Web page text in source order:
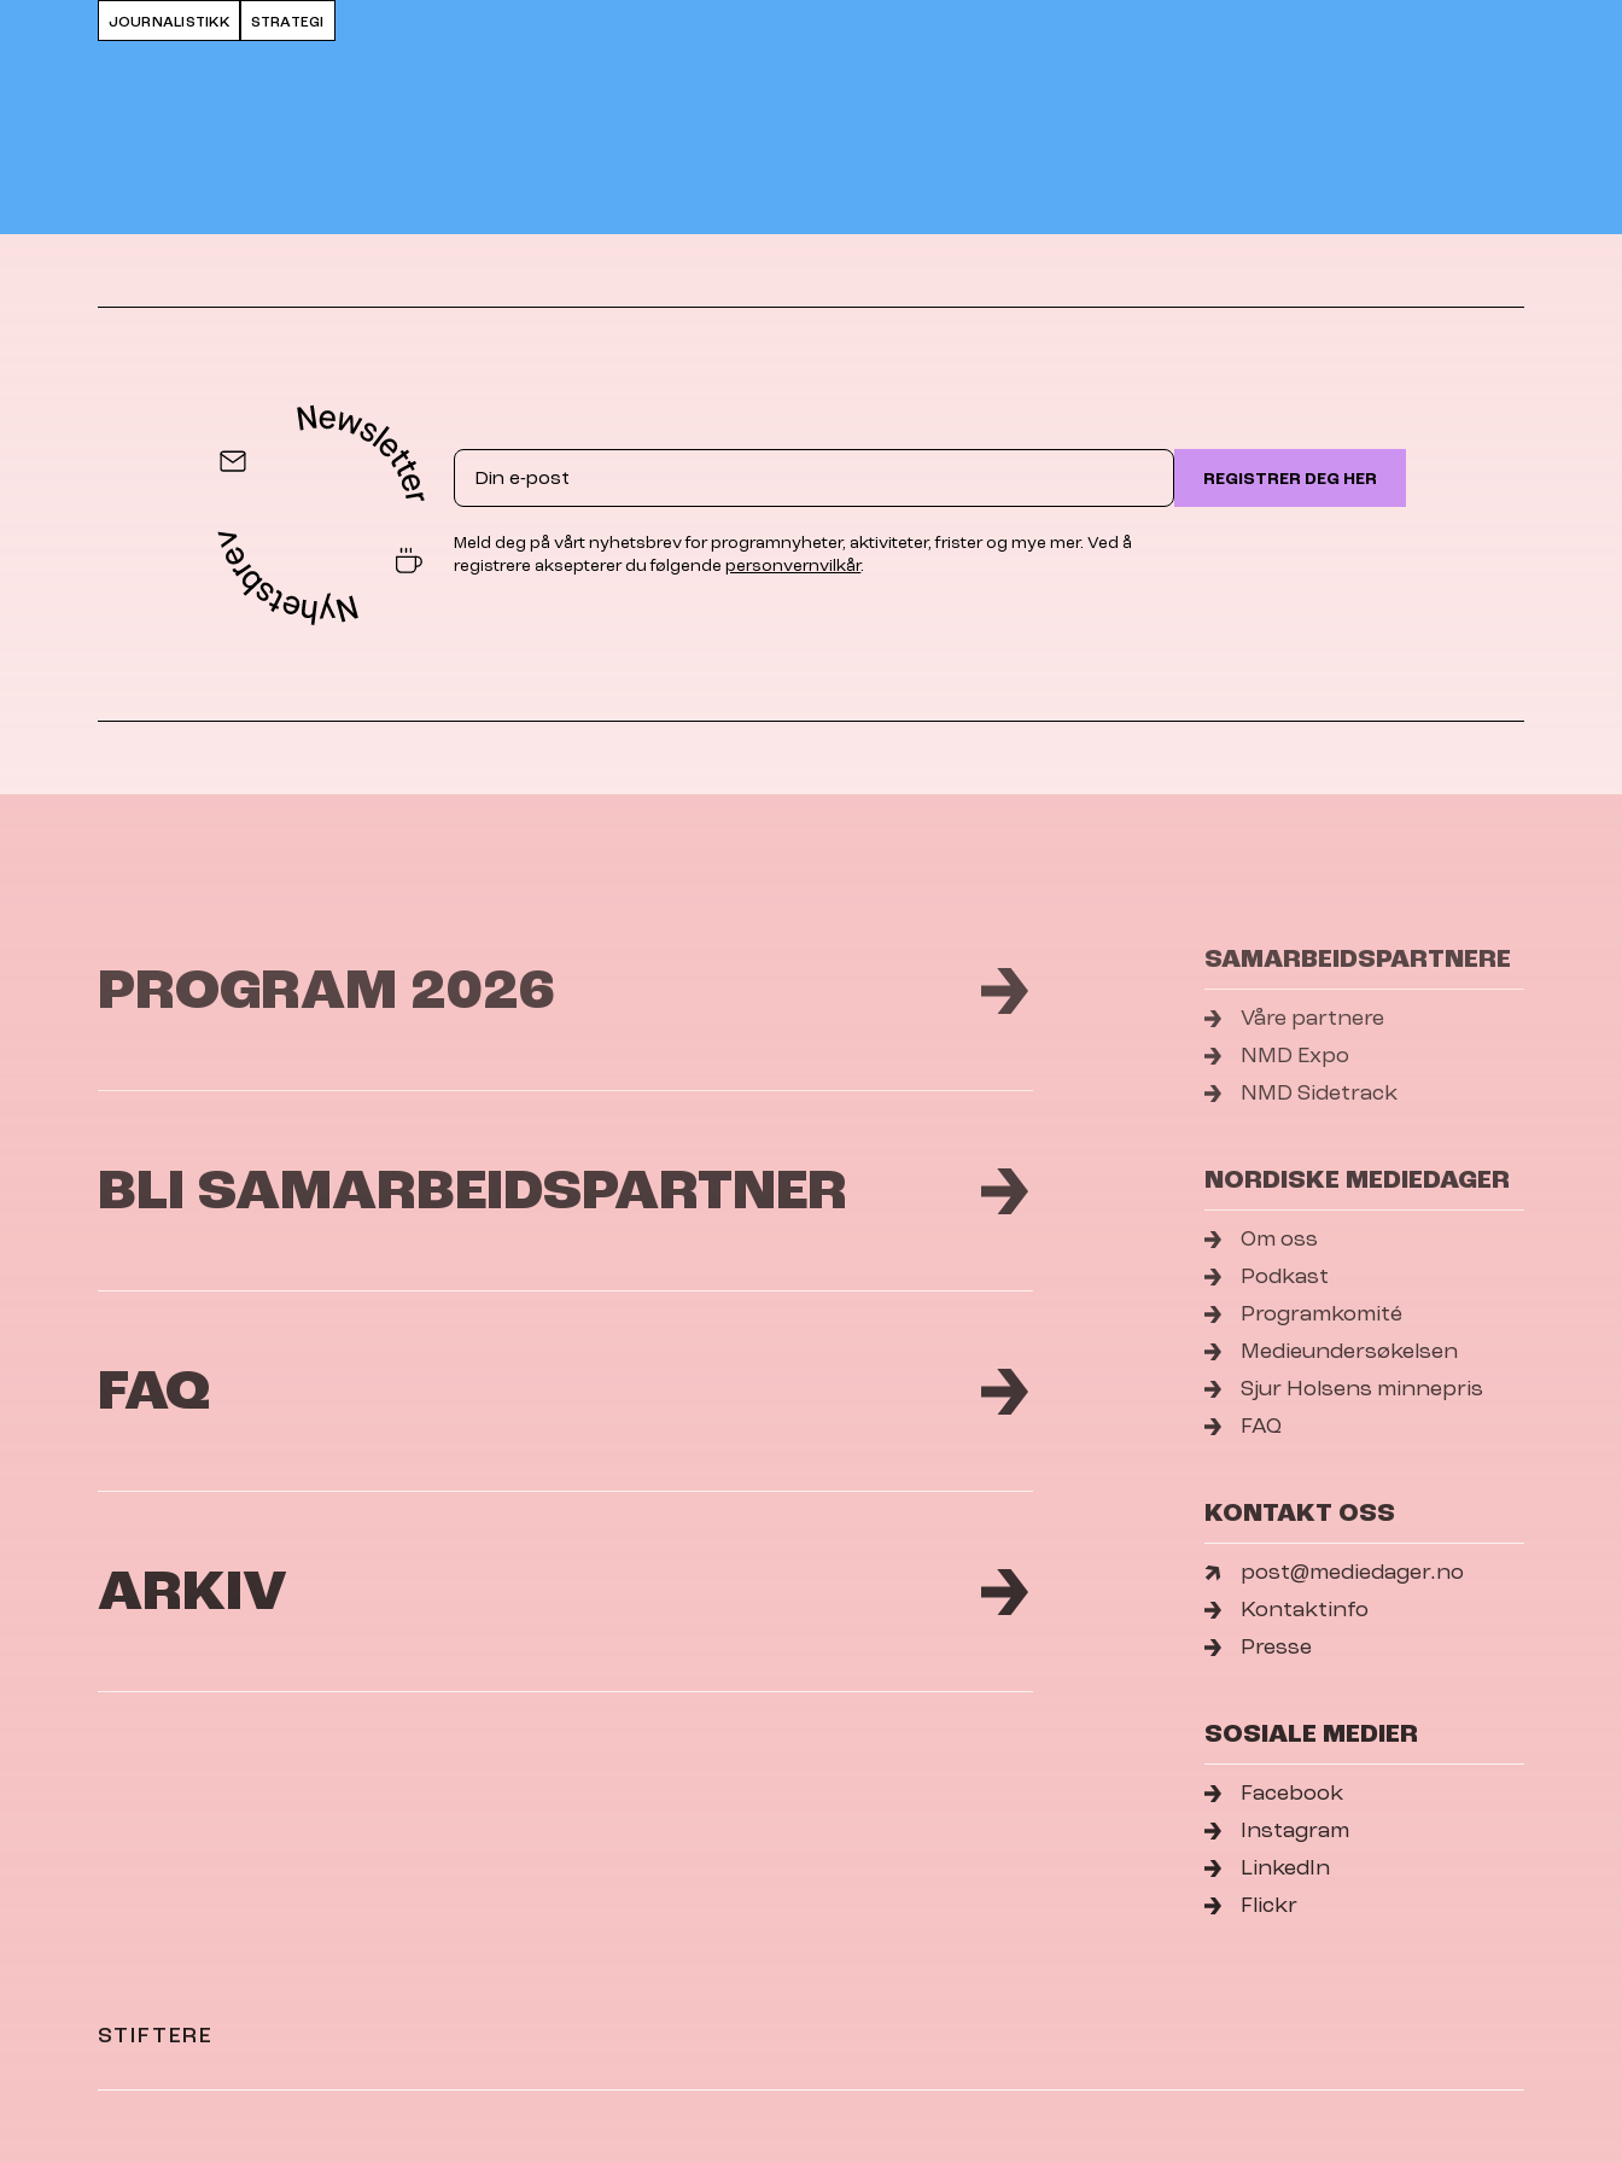
JOURNALISTIKK STRATEGI
Email
REGISTRER DEG HER
Meld deg på vårt nyhetsbrev for programnyheter, aktiviteter, frister og mye mer. Ved å
registrere aksepterer du følgendepersonvernvilkår.
PROGRAM 2026
BLI SAMARBEIDSPARTNER
FAQ
ARKIV
SAMARBEIDSPARTNERE
Våre partnere
NMD Expo
NMD Sidetrack
NORDISKE MEDIEDAGER
Om oss
Podkast
Programkomité
Medieundersøkelsen
Sjur Holsens minnepris
FAQ
KONTAKT OSS
post@mediedager.no
Kontaktinfo
Presse
SOSIALE MEDIER
Facebook
Instagram
LinkedIn
Flickr
STIFTERE